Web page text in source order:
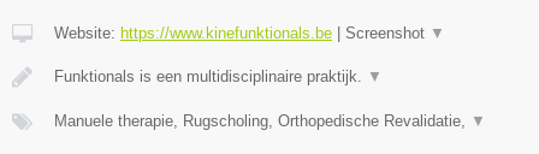
Website: https://www.kinefunktionals.be Screenshot ▼
Funktionals is een multidisciplinaire praktijk. ▼
Manuele therapie, Rugscholing, Orthopedische Revalidatie, ▼